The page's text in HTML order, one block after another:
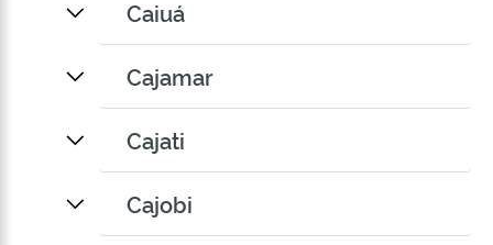
Caiuá
Cajamar
Cajati
Cajobi